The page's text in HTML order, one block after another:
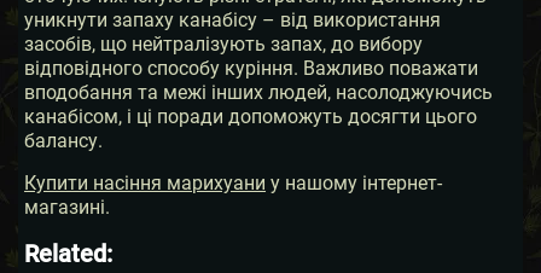
уникнути запаху канабісу – від використання
засобів, що нейтралізують запах, до вибору
відповідного способу куріння. Важливо поважати
вподобання та межі інших людей, насолоджуючись
канабісом, і ці поради допоможуть досягти цього
балансу.
Купити насіння марихуани у нашому інтернет-
магазині.
Related: